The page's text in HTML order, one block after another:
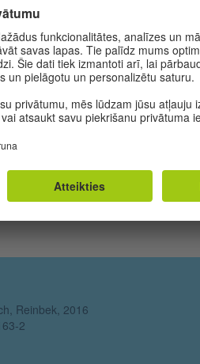
un arvien sarežģītākās
strauji attīstās, un situācija kļūst pilnīgi
absurdā apšaudē. Stāstījuma
gan dezorientēts maldās līdzi
ciematu, gan jūt līdzi zagļu
Autors lakoniski attēlo pārsteidzīgas
rīcības fatālās sekas.
Berlīnē. Daudzus gadus viņš ir
kur piedalījies Fortheiras universitātes
Tur autors ir tik labi iepazinis
ka veltījis tās problēmu attēlojumam
Reinbek, 2016
2